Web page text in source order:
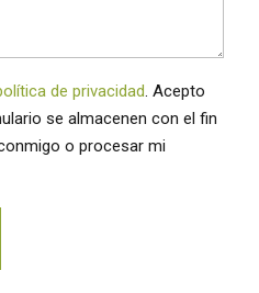
de privacidad. Acepto
se almacenen con el fin
o procesar mi